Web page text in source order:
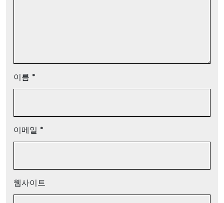
이름 *
이메일 *
웹사이트